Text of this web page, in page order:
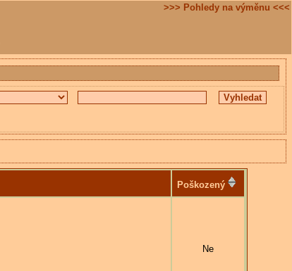
>>> Pohledy na výměnu <<<
Poškozený
Ne